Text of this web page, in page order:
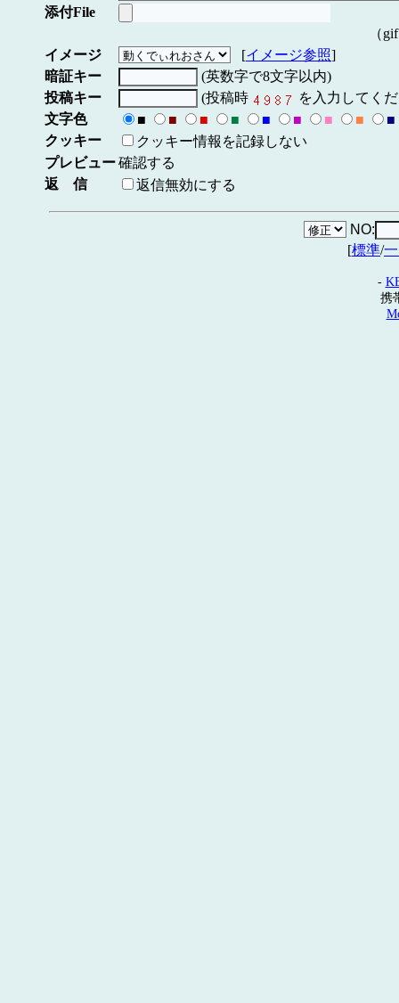
添付File
（
イメージ
[イメージ参照]
暗証キー
(英数字で8文字以内)
投稿キー
(投稿時
を入力してく
文字色
■ ■ ■ ■ ■ ■ ■ ■
■
クッキー
クッキー情報を記録しない
プレビュー確認する
返 信
返信無効にする
NO:
[標準/
-
携